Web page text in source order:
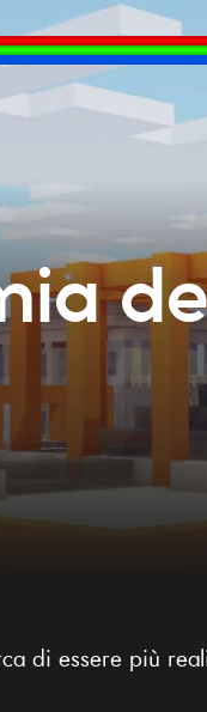
di essere più